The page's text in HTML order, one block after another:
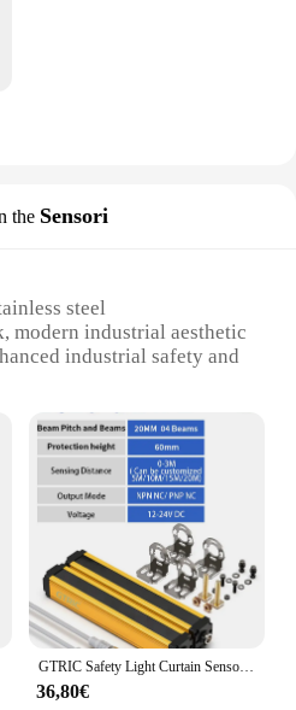
the Sensori
steel
modern industrial aesthetic
industrial safety and
resistant
sets
for industrial
robust barriers
and Reliability**
stainless steel, these
offer unparalleled
GTRIC Safety Light Curtain Sensor 20mm Pitch Area Protection Device barriera a griglia a infrarossi industriale uscita NPN PNP 12-24V DC
36,80€